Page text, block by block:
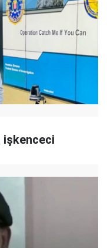
işkenceci